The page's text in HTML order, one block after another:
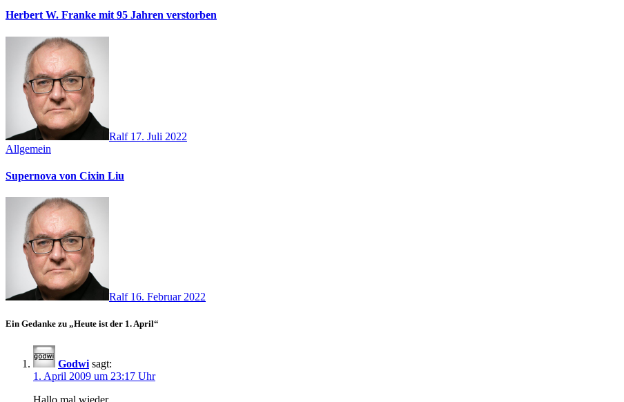
Herbert W. Franke mit 95 Jahren verstorben
Ralf 17. Juli 2022
Allgemein
Supernova von Cixin Liu
Ralf 16. Februar 2022
Ein Gedanke zu „Heute ist der 1. April“
Godwi sagt:
1. April 2009 um 23:17 Uhr
Hallo mal wieder,